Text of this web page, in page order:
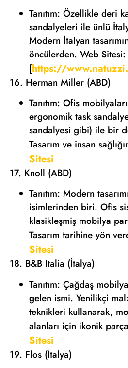
Tanıtım: Özellikle deri
sandalyeleri ile ünlü
Modern İtalyan
öncülerden. Web Sitesi:
[https://
16. Herman Miller (ABD)
Tanıtım: Ofis
ergonomik task
sandalyesi gibi) ile bir
Tasarım ve insan
Sitesi
17. Knoll (ABD)
Tanıtım: Modern
isimlerinden biri. Ofis
klasikleşmiş mobilya
Tasarım tarihine yön
Sitesi
18. B&B Italia (İtalya)
Tanıtım: Çağdaş
gelen ismi. Yenilikçi
teknikleri kullanarak,
alanları için ikonik
Sitesi
19. Flos (İtalya)